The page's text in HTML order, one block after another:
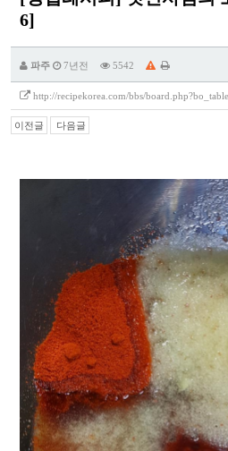
6]
파주 7년전 5542
http://recipekorea.com/bbs/
이전글 다음글